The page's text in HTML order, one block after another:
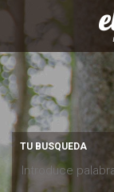
TU BUSQUEDA